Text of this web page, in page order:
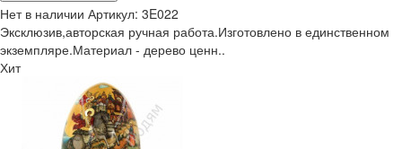
Нет в наличии Артикул: 3E022
Эксклюзив,авторская ручная работа.Изготовлено в единственном
экземпляре.Материал - дерево ценн..
Хит